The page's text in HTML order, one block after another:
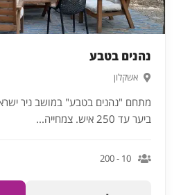
נהנים בטבע
אשקלון
מתחם "נהנים בטבע" במושב ניר
ביער עד 250 איש. צמחייה...
10 - 200